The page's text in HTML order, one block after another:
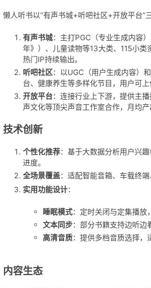
懒人听书以“有声书城+听吧社区+开放平台”
有声书城：主打PGC（专业生成内容
年》）、儿童读物等13大类、115小
热门IP持续输出。
听吧社区：以UGC（用户生成内容）
台、健康养生等多样化节目，用户可上
开放平台：连接行业上下游，提供主
声文化等顶尖声音工作室合作，月均产
技术创新
个性化推荐：基于大数据分析用户兴
进度。
全场景覆盖：适配智能音箱、车载终
实用功能设计：
睡眠模式：定时关闭与定集播放
文本同步：部分书籍支持边听边
高清音质：提供多档音质选择，
内容生态